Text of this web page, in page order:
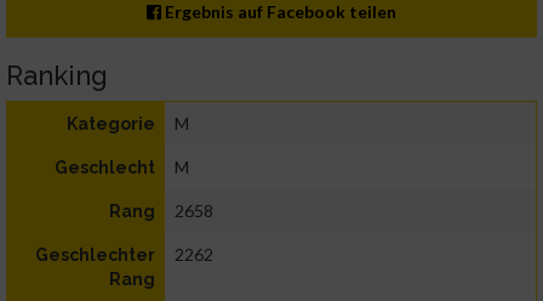
Ergebnis auf Facebook teilen
Ranking
Kategorie M
Geschlecht M
Rang 2658
Geschlechter
Rang
2262